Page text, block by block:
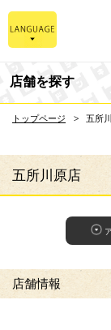
店舗を探す
トップページ 五所
五所川原店
店舗情報